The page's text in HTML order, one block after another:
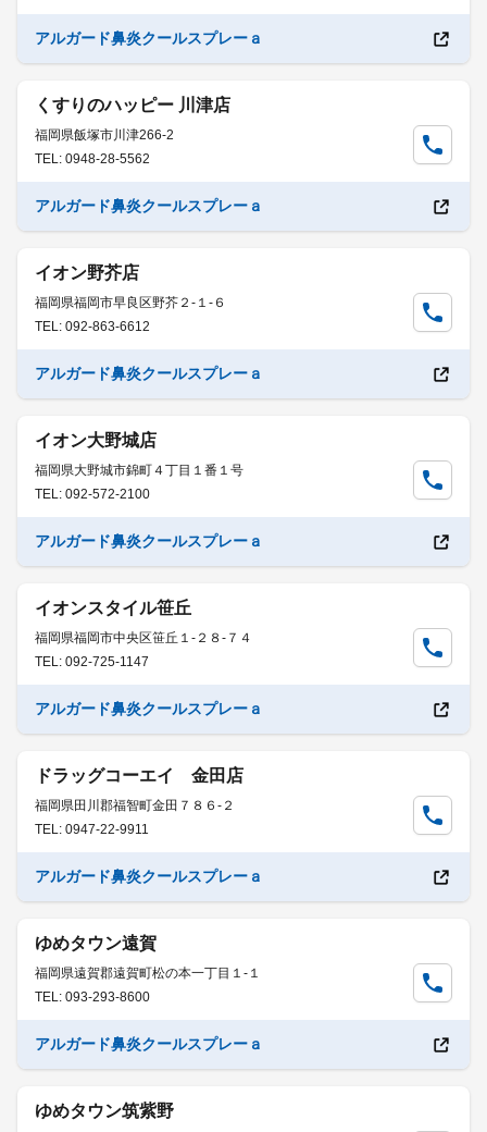
アルガード鼻炎クールスプレーａ
くすりのハッピー 川津店
福岡県飯塚市川津266-2
TEL: 0948-28-5562
アルガード鼻炎クールスプレーａ
イオン野芥店
福岡県福岡市早良区野芥２-１-６
TEL: 092-863-6612
アルガード鼻炎クールスプレーａ
イオン大野城店
福岡県大野城市錦町４丁目１番１号
TEL: 092-572-2100
アルガード鼻炎クールスプレーａ
イオンスタイル笹丘
福岡県福岡市中央区笹丘１-２８-７４
TEL: 092-725-1147
アルガード鼻炎クールスプレーａ
ドラッグコーエイ 金田店
福岡県田川郡福智町金田７８６-２
TEL: 0947-22-9911
アルガード鼻炎クールスプレーａ
ゆめタウン遠賀
福岡県遠賀郡遠賀町松の本一丁目１-１
TEL: 093-293-8600
アルガード鼻炎クールスプレーａ
ゆめタウン筑紫野